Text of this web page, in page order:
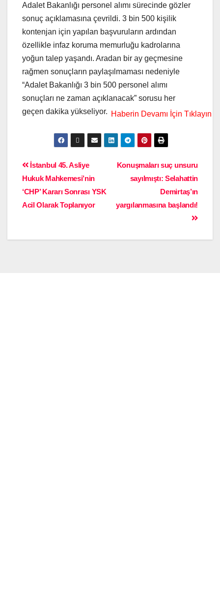
Adalet Bakanlığı personel alımı sürecinde gözler
sonuç açıklamasına çevrildi. 3 bin 500 kişilik
kontenjan için yapılan başvuruların ardından
özellikle infaz koruma memurluğu kadrolarına
yoğun talep yaşandı. Aradan bir ay geçmesine
rağmen sonuçların paylaşılmaması nedeniyle
“Adalet Bakanlığı 3 bin 500 personel alımı
sonuçları ne zaman açıklanacak” sorusu her
geçen dakika yükseliyor.
Konuşmaları suç unsuru
sayılmıştı: Selahattin
Demirtaş’ın
yargılanmasına başlandı!
İstanbul 45. Asliye
Hukuk Mahkemesi’nin
‘CHP’ Kararı Sonrası YSK
Acil Olarak Toplanıyor